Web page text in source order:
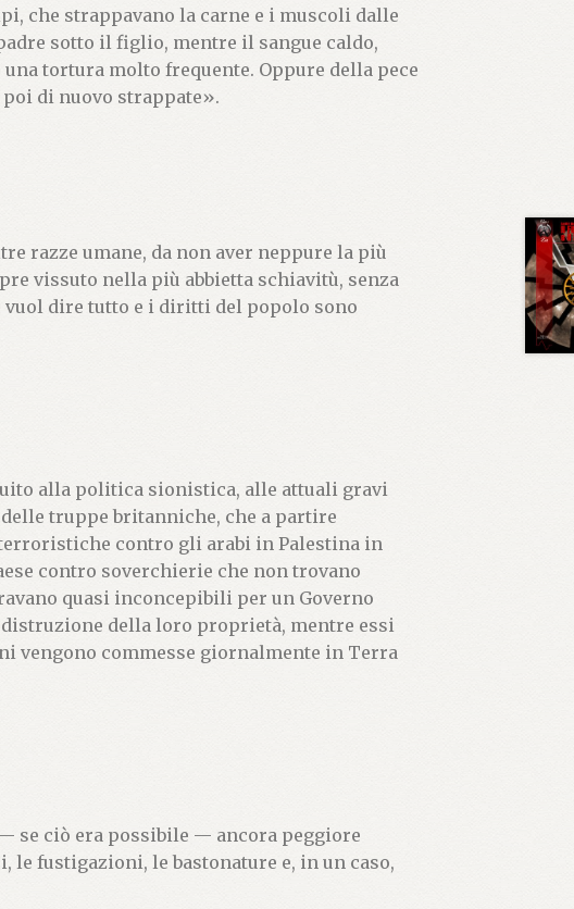
che strappavano la carne e i muscoli dalle
sotto il figlio, mentre il sangue caldo,
tortura molto frequente. Oppure della pece
di nuovo strappate».
razze umane, da non aver neppure la più
vissuto nella più abbietta schiavitù, senza
dire tutto e i diritti del popolo sono
alla politica sionistica, alle attuali gravi
truppe britanniche, che a partire
contro gli arabi in Palestina in
contro soverchierie che non trovano
quasi inconcepibili per un Governo
della loro proprietà, mentre essi
vengono commesse giornalmente in Terra
se ciò era possibile — ancora peggiore
fustigazioni, le bastonature e, in un caso,